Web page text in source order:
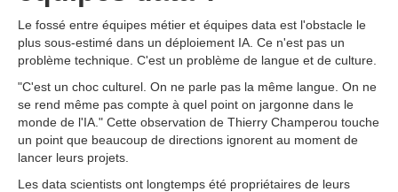
Le fossé entre équipes métier et équipes data est l'obstacle le
plus sous-estimé dans un déploiement IA. Ce n'est pas un
problème technique. C'est un problème de langue et de culture.
"C'est un choc culturel. On ne parle pas la même langue. On ne
se rend même pas compte à quel point on jargonne dans le
monde de l'IA." Cette observation de Thierry Champerou touche
un point que beaucoup de directions ignorent au moment de
lancer leurs projets.
Les data scientists ont longtemps été propriétaires de leurs